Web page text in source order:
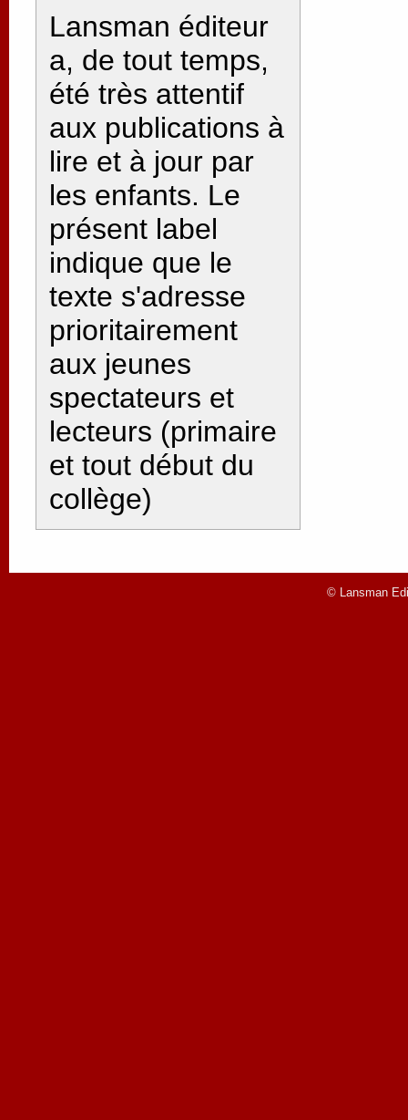
Lansman éditeur
a, de tout temps,
été très attentif
aux publications à
lire et à jour par
les enfants. Le
présent label
indique que le
texte s'adresse
prioritairement
aux jeunes
spectateurs et
lecteurs (primaire
et tout début du
collège)
© Lansman